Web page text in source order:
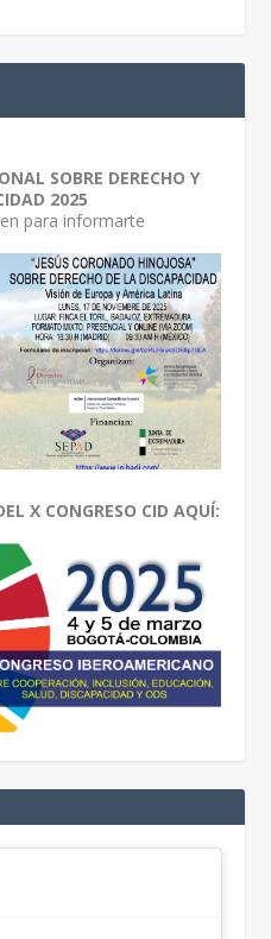
SOBRE DERECHO Y
2025
para informarte
X CONGRESO CID AQUÍ: